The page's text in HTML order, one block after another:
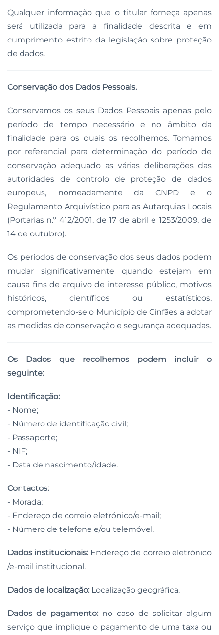
Qualquer informação que o titular forneça apenas
será utilizada para a finalidade descrita e em
cumprimento estrito da legislação sobre proteção
de dados.
Conservação dos Dados Pessoais.
Conservamos os seus Dados Pessoais apenas pelo
período de tempo necessário e no âmbito da
finalidade para os quais os recolhemos. Tomamos
por referencial para determinação do período de
conservação adequado as várias deliberações das
autoridades de controlo de proteção de dados
europeus, nomeadamente da CNPD e o
Regulamento Arquivístico para as Autarquias Locais
(Portarias n.º 412/2001, de 17 de abril e 1253/2009, de
14 de outubro).
Os períodos de conservação dos seus dados podem
mudar significativamente quando estejam em
causa fins de arquivo de interesse público, motivos
históricos, científicos ou estatísticos,
comprometendo-se o Município de Cinfães a adotar
as medidas de conservação e segurança adequadas.
Os Dados que recolhemos podem incluir o
seguinte:
Identificação:
- Nome;
- Número de identificação civil;
- Passaporte;
- NIF;
- Data de nascimento/idade.
Contactos:
- Morada;
- Endereço de correio eletrónico/e-mail;
- Número de telefone e/ou telemóvel.
Dados institucionais: Endereço de correio eletrónico
/e-mail institucional.
Dados de localização: Localização geográfica.
Dados de pagamento: no caso de solicitar algum
serviço que implique o pagamento de uma taxa ou